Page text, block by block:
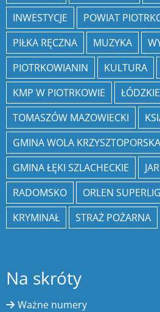
INWESTYCJE
POWIAT
PIŁKA RĘCZNA
MUZYKA
PIOTRKOWIANIN
KULTURA
KMP W PIOTRKOWIE
ŁÓDZKIE
TOMASZÓW MAZOWIECKI
GMINA WOLA KRZYSZTOPORSKA
GMINA ŁĘKI SZLACHECKIE
RADOMSKO
ORLEN
KRYMINAŁ
STRAŻ POŻARNA
Na skróty
Ważne numery